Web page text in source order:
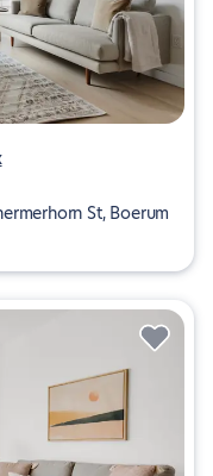
St, Boerum